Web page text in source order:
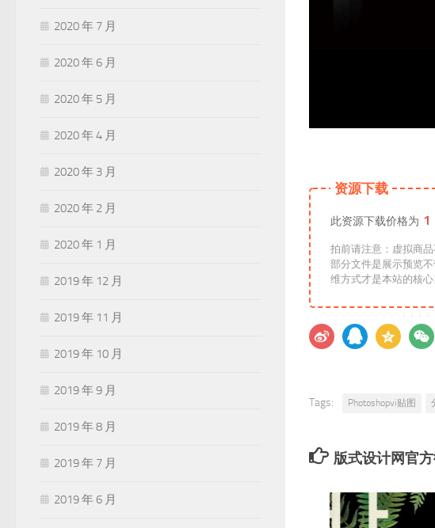
资源下载
此资源下载价格为 1
拍前请注意：虚拟商
部分文件是展示预览
Tags: Photoshopvi贴图
版式设计网官
2020 年 7 月
2020 年 6 月
2020 年 5 月
2020 年 4 月
2020 年 3 月
2020 年 2 月
2020 年 1 月
2019 年 12 月
2019 年 11 月
2019 年 10 月
2019 年 9 月
2019 年 8 月
2019 年 7 月
2019 年 6 月